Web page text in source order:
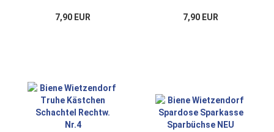
7,90 EUR
Nr.3
7,90 EUR